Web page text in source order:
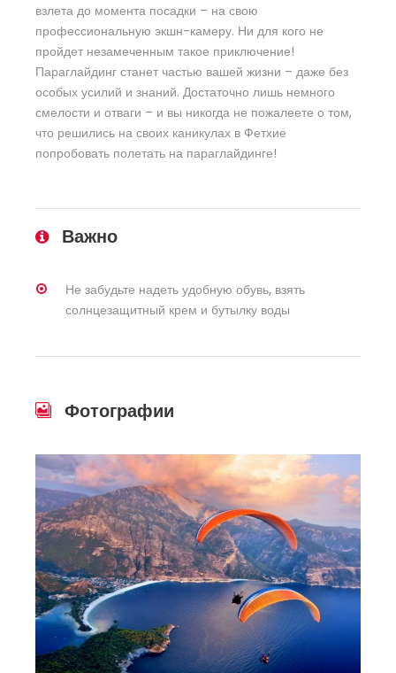
взлета до момента посадки – на свою
профессиональную экшн-камеру. Ни для кого не
пройдет незамеченным такое приключение!
Параглайдинг станет частью вашей жизни – даже без
особых усилий и знаний. Достаточно лишь немного
смелости и отваги – и вы никогда не пожалеете о том,
что решились на своих каникулах в Фетхие
попробовать полетать на параглайдинге!
Важно
Не забудьте надеть удобную обувь, взять
солнцезащитный крем и бутылку воды
Фотографии